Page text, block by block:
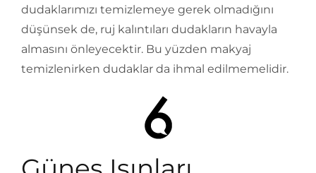
dudaklarımızı temizlemeye gerek olmadığını
düşünsek de, ruj kalıntıları dudakların havayla
almasını önleyecektir. Bu yüzden makyaj
temizlenirken dudaklar da ihmal edilmemelidir.